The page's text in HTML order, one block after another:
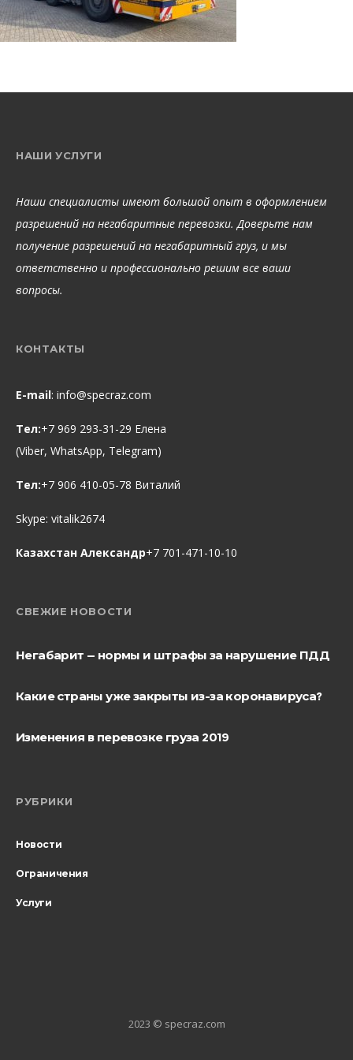
НАШИ УСЛУГИ
Наши специалисты имеют большой опыт в оформлением
разрешений на негабаритные перевозки. Доверьте нам
получение разрешений на негабаритный груз, и мы
ответственно и профессионально решим все ваши
вопросы.
КОНТАКТЫ
E-mail: info@specraz.com
Тел:+7 969 293-31-29 Елена
(Viber, WhatsApp, Telegram)
Тел:+7 906 410-05-78 Виталий
Skype: vitalik2674
Казахстан Александр+7 701-471-10-10
СВЕЖИЕ НОВОСТИ
Негабарит — нормы и штрафы за нарушение ПДД
Какие страны уже закрыты из-за коронавируса?
Изменения в перевозке груза 2019
РУБРИКИ
Новости
Ограничения
Услуги
2023 © specraz.com